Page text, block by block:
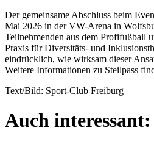
Der gemeinsame Abschluss beim
Mai 2026 in der VW-Arena in
Teilnehmenden aus dem Profifußball
Praxis für Diversitäts- und
eindrücklich, wie wirksam dieser
Weitere Informationen zu Steilpass
Text/Bild: Sport-Club Freiburg
Auch interessant: